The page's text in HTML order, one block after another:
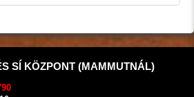
SÍ KÖZPONT (MAMMUTNÁL)